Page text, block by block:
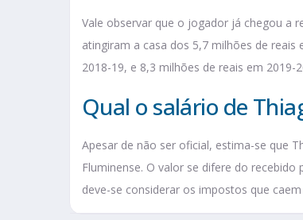
Vale observar que o jogador já chegou a
atingiram a casa dos 5,7 milhões de
2018-19, e 8,3 milhões de reais em 2019-
Qual o salário de
Apesar de não ser oficial, estima-se que
Fluminense. O valor se difere do
deve-se considerar os impostos que